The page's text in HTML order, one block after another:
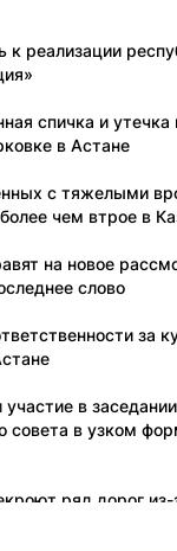
реализации
спичка и утечка
в Астане
с тяжелыми
чем втрое в
на новое
слово
за
в
совета в узком
ряд дорог